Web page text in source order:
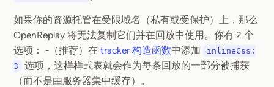
如果你的资源托管在受限域名（私有或受保护）上，那么
OpenReplay 将无法复制它们并在回放中使用。你有 2 个
选项： -（推荐）在 tracker 构造函数中添加
inlineCss:
3
选项，这样样式表就会作为每条回放的一部分被捕获
（而不是由服务器集中缓存）。